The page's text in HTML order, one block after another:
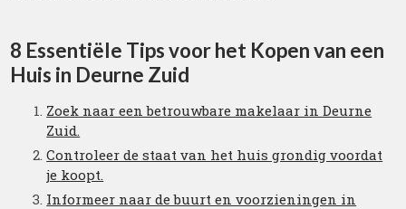
8 Essentiële Tips voor het Kopen van een
Huis in Deurne Zuid
Zoek naar een betrouwbare makelaar in Deurne
Zuid.
Controleer de staat van het huis grondig voordat
je koopt.
Informeer naar de buurt en voorzieningen in